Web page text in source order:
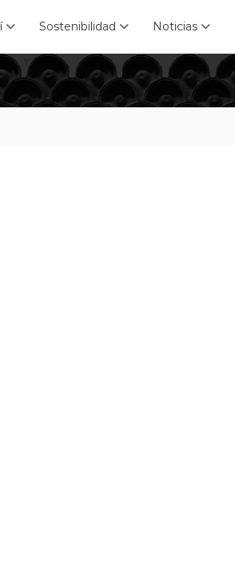
Sostenibilidad Noticias